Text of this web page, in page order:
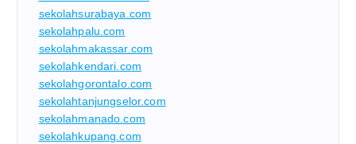
sekolahsurabaya.com
sekolahpalu.com
sekolahmakassar.com
sekolahkendari.com
sekolahgorontalo.com
sekolahtanjungselor.com
sekolahmanado.com
sekolahkupang.com